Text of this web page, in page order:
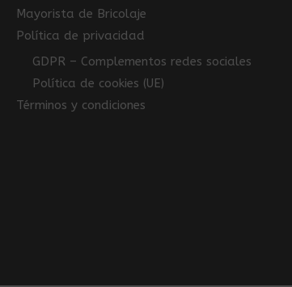
Mayorista de Bricolaje
Política de privacidad
GDPR – Complementos redes sociales
Política de cookies (UE)
Términos y condiciones